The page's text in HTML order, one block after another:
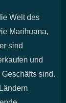
Welt des
Marihuana,
sind
und
sind.